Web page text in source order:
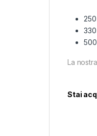
La
Stai